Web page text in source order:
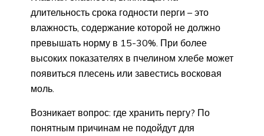
длительность срока годности перги – это
влажность, содержание которой не должно
превышать норму в 15-30%. При более
высоких показателях в пчелином хлебе может
появиться плесень или завестись восковая
моль.
Возникает вопрос: где хранить пергу? По
понятным причинам не подойдут для